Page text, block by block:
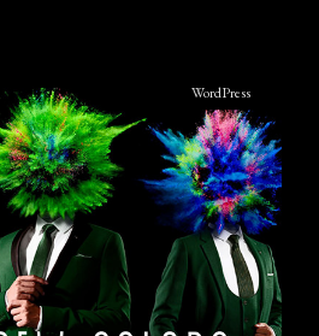
WordPress